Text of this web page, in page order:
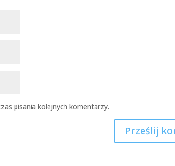
pisania kolejnych komentarzy.